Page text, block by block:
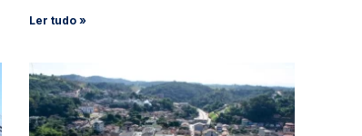
Ler tudo »